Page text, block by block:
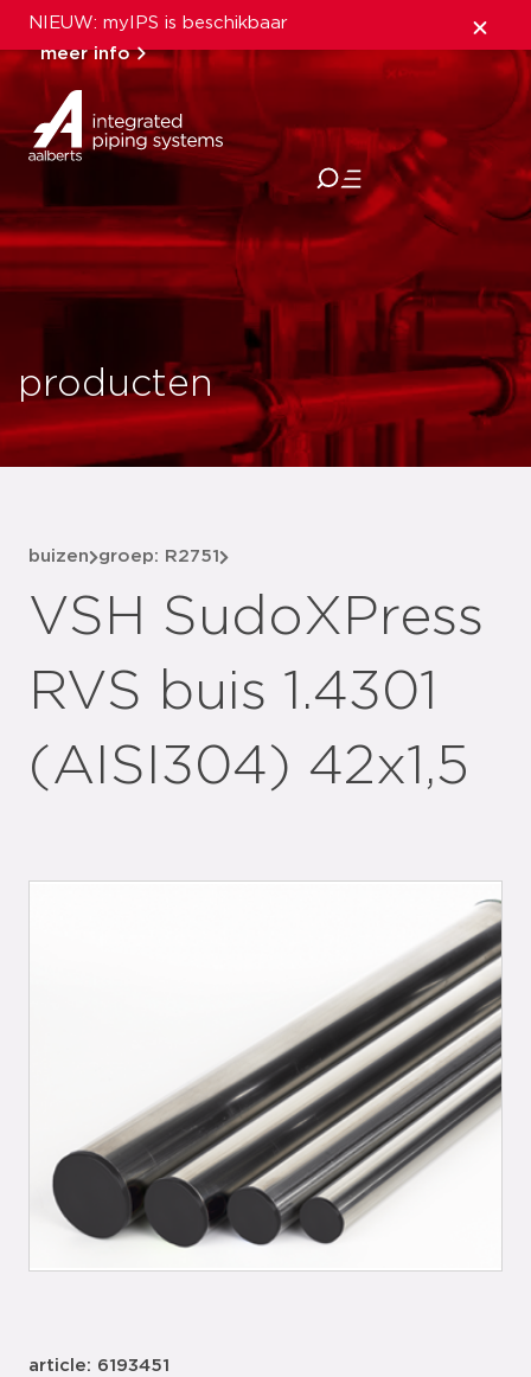
NIEUW: myIPS is beschikbaar
meer info
sluiten
producten
buizen groep: R2751
VSH SudoXPress
RVS buis 1.4301
(AISI304) 42x1,5
article: 6193451